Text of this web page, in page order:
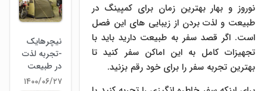
نوروز و بهار بهترین زمان برای کمپینگ در
طبیعت و لذت بردن از زیبایی های این فصل
است. اگر قصد سفر به طبیعت دارید باید با
تجهیزات کامل به این اماکن سفر کنید تا
بهترین تجربه سفر را برای خود رقم بزنید.
نیچرهایک
-تجربه لذت
در طبیعت
۱۴۰۰/۰۶/۲۷